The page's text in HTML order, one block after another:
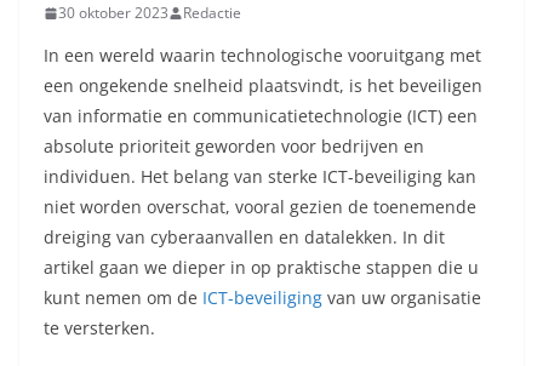
30 oktober 2023 Redactie
In een wereld waarin technologische vooruitgang met
een ongekende snelheid plaatsvindt, is het beveiligen
van informatie en communicatietechnologie (ICT) een
absolute prioriteit geworden voor bedrijven en
individuen. Het belang van sterke ICT-beveiliging kan
niet worden overschat, vooral gezien de toenemende
dreiging van cyberaanvallen en datalekken. In dit
artikel gaan we dieper in op praktische stappen die u
kunt nemen om de ICT-beveiliging van uw organisatie
te versterken.